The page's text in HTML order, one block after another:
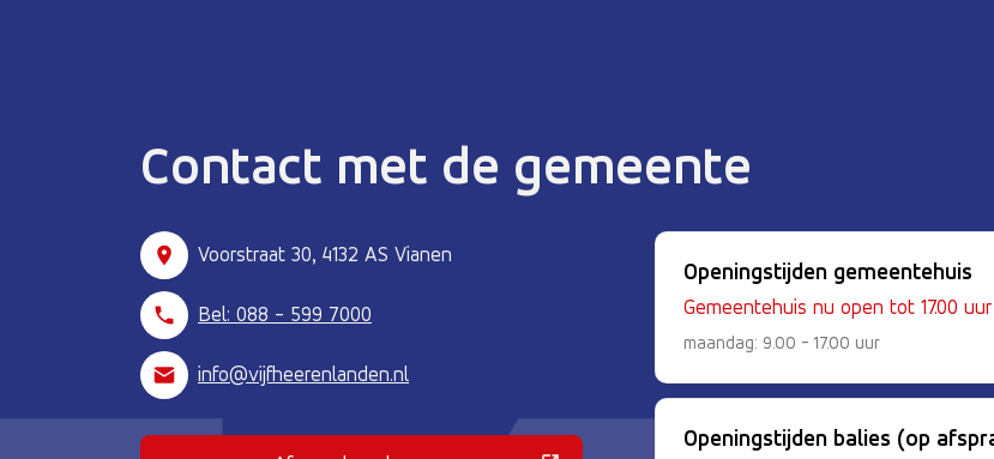
Contact met de gemeente
Voorstraat 30, 4132 AS Vianen
Bel: 088 - 599 7000
info@vijfheerenlanden.nl
Openingstijden gemeentehuis
Gemeentehuis nu open tot 17.00 uur
maandag: 9.00 - 17.00 uur
Openingstijden balies (op